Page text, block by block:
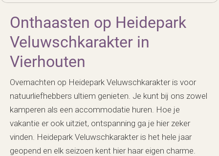
Onthaasten op Heidepark
Veluwschkarakter in
Vierhouten
Overnachten op Heidepark Veluwschkarakter is voor
natuurliefhebbers ultiem genieten. Je kunt bij ons zowel
kamperen als een accommodatie huren. Hoe je
vakantie er ook uitziet, ontspanning ga je hier zeker
vinden. Heidepark Veluwschkarakter is het hele jaar
geopend en elk seizoen kent hier haar eigen charme.